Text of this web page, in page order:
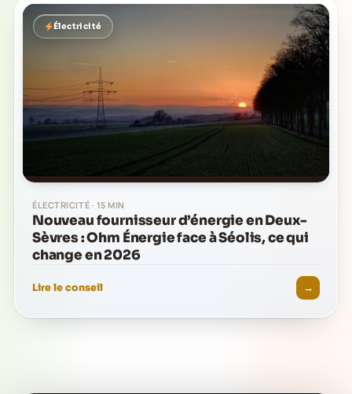
Électricité
ÉLECTRICITÉ · 15 MIN
Nouveau fournisseur d’énergie en Deux-
Sèvres : Ohm Énergie face à Séolis, ce qui
change en 2026
Lire le conseil →